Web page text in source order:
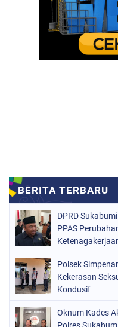
DPRD
PPAS
Polsek
Kekerasan
Kondusif
Oknum Kades
Polres